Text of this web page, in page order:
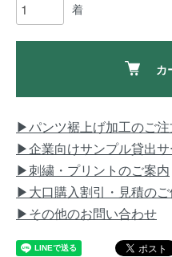
着
カ
▶パンツ裾上げ加工のご
▶企業向けサンプル貸出サ
▶刺繍・プリントのご案内
▶大口購入割引・見積の
▶その他のお問い合わせ